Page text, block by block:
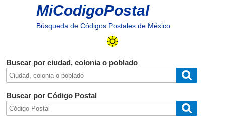
MiCodigoPostal
Búsqueda de Códigos Postales de México
Buscar por ciudad, colonia o poblado
Buscar por Código Postal